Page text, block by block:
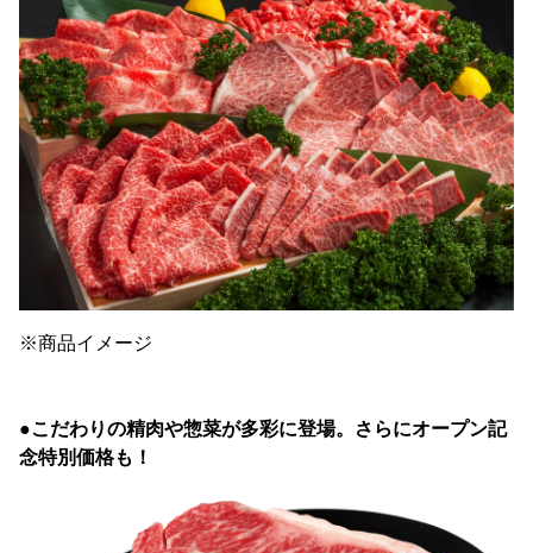
※商品イメージ
●こだわりの精肉や惣菜が多彩に登場。さらにオープン記
念特別価格も！